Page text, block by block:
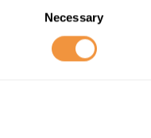
Necessary